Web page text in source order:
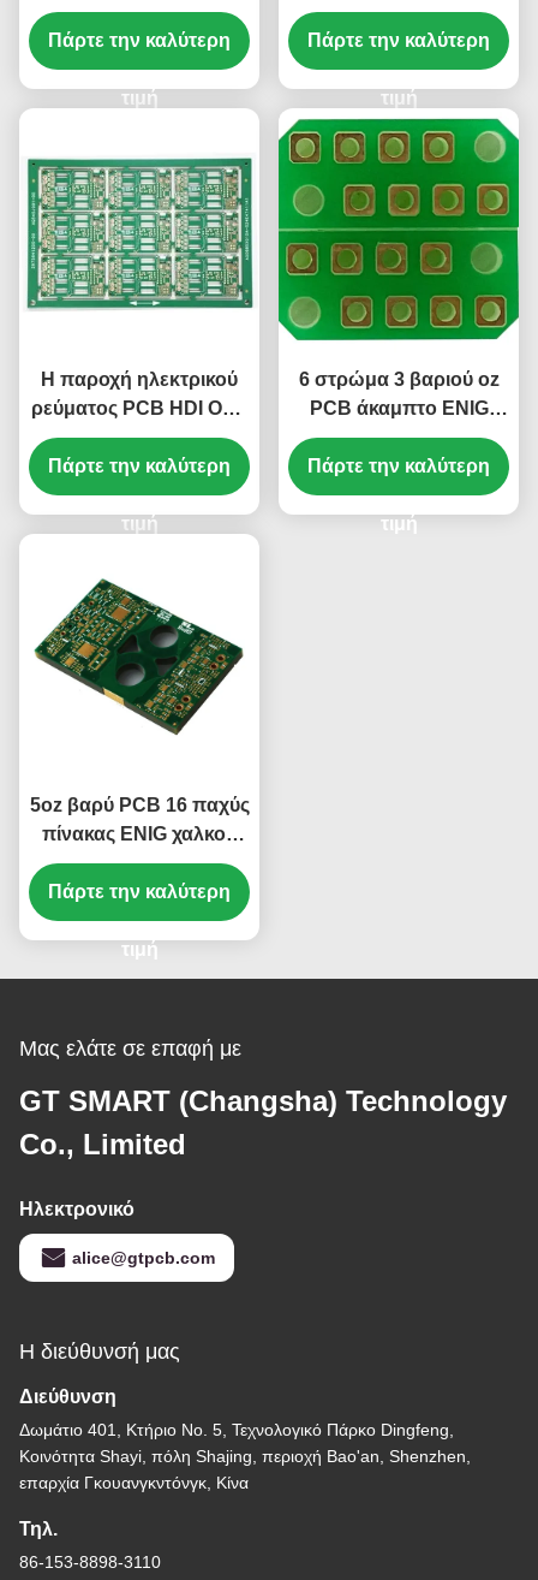
200.03mm*145.06mm
PCB FR4 4oz χαλκού
στρώματος
Πάρτε την καλύτερη
τιμή
πινάκων κυκλωμάτων
PCB χαλκού FR4 4oz
Πάρτε την καλύτερη
τιμή
Η παροχή ηλεκτρικού
ρεύματος PCB HDI OSP
24 στρωμάτων έθαψε
μέσω/τυφλός μέσω του
PCB 4oz
Πάρτε την καλύτερη
τιμή
6 στρώμα 3 βαριού oz
PCB άκαμπτο ENIG
χαλκού πράσινο κανένα
Silkscreen
Πάρτε την καλύτερη
τιμή
5oz βαρύ PCB 16 παχύς
πίνακας ENIG χαλκού
PCB χαλκού στρώματος
FR4
Πάρτε την καλύτερη
τιμή
Μας ελάτε σε επαφή με
GT SMART (Changsha) Technology
Co., Limited
Ηλεκτρονικό
alice@gtpcb.com
Η διεύθυνσή μας
Διεύθυνση
Δωμάτιο 401, Κτήριο Νο. 5, Τεχνολογικό Πάρκο Dingfeng,
Κοινότητα Shayi, πόλη Shajing, περιοχή Bao'an, Shenzhen,
επαρχία Γκουανγκντόνγκ, Κίνα
Τηλ.
86-153-8898-3110